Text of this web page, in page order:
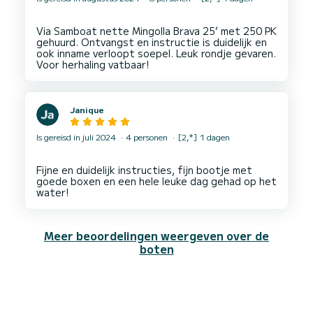
goed georganiseerd.
We raden deze bootverhuur van harte aan aan
iedereen die op zoek is naar een stressvrije en
plezierige dag op het Gardameer. Bedankt voor
Via Samboat nette Mingolla Brava 25’ met 250 PK
gehuurd. Ontvangst en instructie is duidelijk en
ook inname verloopt soepel. Leuk rondje gevaren.
Janique
Is gereisd in juli 2024 4 personen [2,*] 1 dagen
Fijne en duidelijk instructies, fijn bootje met
goede boxen en een hele leuke dag gehad op het
Meer beoordelingen weergeven over de
boten